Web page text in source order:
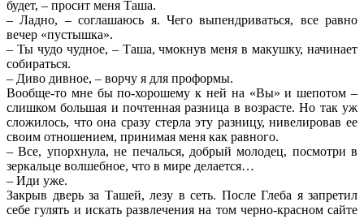
будет, – просит меня Таша.
– Ладно, – соглашаюсь я. Чего выпендриваться, все равно
вечер «пустышка».
– Ты чудо чудное, – Таша, чмокнув меня в макушку, начинает
собираться.
– Диво дивное, – ворчу я для проформы.
Вообще-то мне бы по-хорошему к ней на «Вы» и шепотом –
слишком большая и почтенная разница в возрасте. Но так уж
сложилось, что она сразу стерла эту разницу, нивелировав ее
своим отношением, принимая меня как равного.
– Все, упорхнула, не печалься, добрый молодец, посмотри в
зеркальце волшебное, что в мире делается…
– Иди уже.
Закрыв дверь за Ташей, лезу в сеть. После Глеба я запретил
себе гулять и искать развлечения на том черно-красном сайте